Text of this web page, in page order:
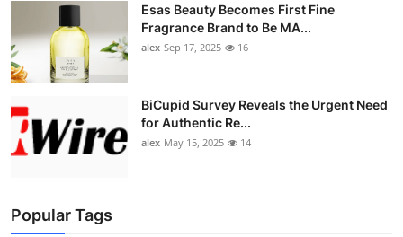
Esas Beauty Becomes First Fine
Fragrance Brand to Be MA...
alex Sep 17, 2025 16
BiCupid Survey Reveals the Urgent Need
for Authentic Re...
alex May 15, 2025 14
Popular Tags